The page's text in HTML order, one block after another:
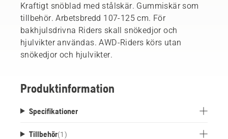
Kraftigt snöblad med stålskär. Gummiskär som
tillbehör. Arbetsbredd 107-125 cm. För
bakhjulsdrivna Riders skall snökedjor och
hjulvikter användas. AWD-Riders körs utan
snökedjor och hjulvikter.
Produktinformation
Specifikationer
Tillbehör(1 )